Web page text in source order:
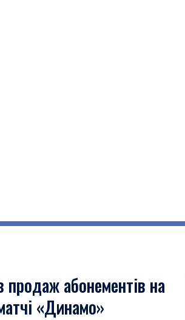
продаж абонементів на
«Динамо»